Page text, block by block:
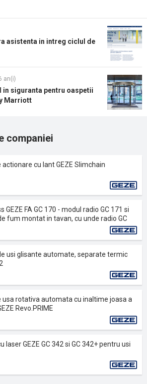
asistenta in intreg ciclul de
an(i)
in siguranta pentru oaspetii
Marriott
companiei
cu lant GEZE Slimchain
GEZE FA GC 170 - modul radio GC 171 si
fum montat in tavan, cu unde radio GC
usi glisante automate, separate termic
usa rotativa automata cu inaltime joasa a
Revo.PRIME
laser GEZE GC 342 si GC 342+ pentru usi